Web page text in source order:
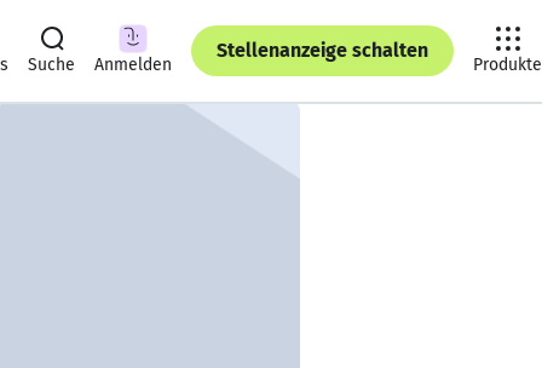
Suche Anmelden
Stellenanzeige schalten
Produkte